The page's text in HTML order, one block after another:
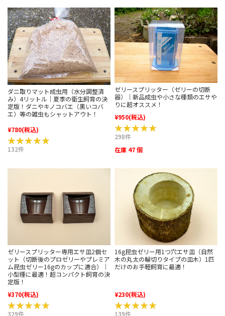
ダニ取りマット成虫用（水分調整済
み）4リットル｜夏季の衛生飼育の決
定版！ダニやキノコバエ（黒いコバ
エ）等の雑虫もシャットアウト！
¥780(税込)
★★★★★
★★★★★
132件
ゼリースプリッター（ゼリーの切断
器）｜新品成虫や小さな種類のエサや
りに超オススメ！
¥950(税込)
★★★★★
★★★★★
298件
在庫 47 個
ゼリースプリッター専用エサ皿2個セ
ット（切断後のプロゼリーやプレミア
ム昆虫ゼリー16gのカップに適合）｜
小型種に最適！超コンパクト飼育の決
定版！
¥370(税込)
★★★★★
★★★★★
329件
16g昆虫ゼリー用1つ穴エサ皿（自然
木の丸太の輪切りタイプの皿木）1匹
だけのお手軽飼育に最適！
¥230(税込)
★★★★★
★★★★★
139件